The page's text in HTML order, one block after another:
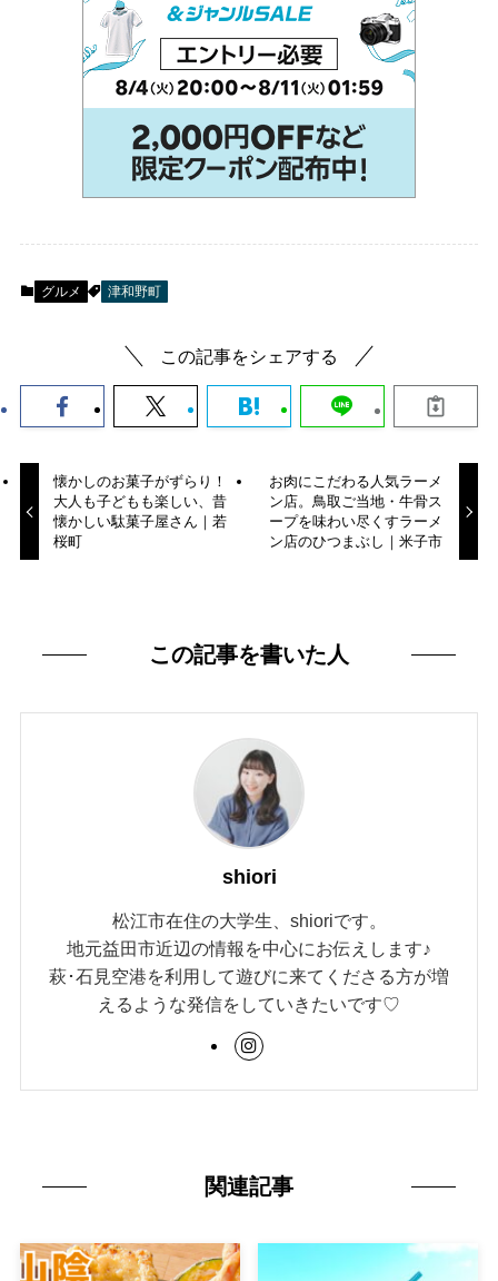
グルメ 津和野町
この記事をシェアする
懐かしのお菓子がずらり！
大人も子どもも楽しい、昔
懐かしい駄菓子屋さん｜若
桜町
お肉にこだわる人気ラーメ
ン店。鳥取ご当地・牛骨ス
ープを味わい尽くすラーメ
ン店のひつまぶし｜米子市
この記事を書いた人
shiori
松江市在住の大学生、shioriです。
地元益田市近辺の情報を中心にお伝えします♪
萩･石見空港を利用して遊びに来てくださる方が増
えるような発信をしていきたいです♡
関連記事